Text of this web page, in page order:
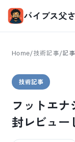
バイブス父
Home/技術記事/記事
技術記事
フットエナ
封レビュー